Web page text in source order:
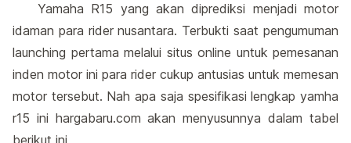
Yamaha R15 yang akan diprediksi menjadi motor
idaman para rider nusantara. Terbukti saat pengumuman
launching pertama melalui situs online untuk pemesanan
inden motor ini para rider cukup antusias untuk memesan
motor tersebut. Nah apa saja spesifikasi lengkap yamha
r15 ini hargabaru.com akan menyusunnya dalam tabel
berikut ini.